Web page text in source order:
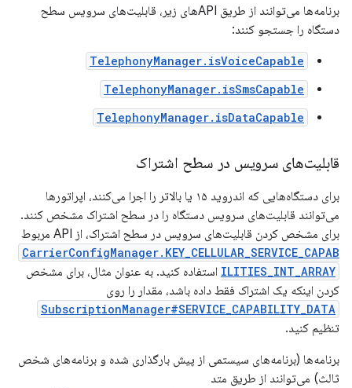
برنامه‌ها می‌توانند از طریق APIهای زیر، قابلیت‌های سرویس سطح
دستگاه را جستجو کنند:
TelephonyManager.isVoiceCapable
TelephonyManager.isSmsCapable
TelephonyManager.isDataCapable
قابلیت‌های سرویس در سطح اشتراک
برای دستگاه‌هایی که اندروید ۱۵ یا بالاتر را اجرا می‌کنند، اپراتورها
می‌توانند قابلیت‌های سرویس دستگاه را در سطح اشتراک مشخص کنند.
برای مشخص کردن قابلیت‌های سرویس در سطح اشتراک، از API مربوط
CarrierConfigManager.KEY_CELLULAR_SERVICE_CAPAB
ILITIES_INT_ARRAY استفاده کنید. به عنوان مثال، برای مشخص
کردن اینکه یک اشتراک فقط داده باشد، مقدار را روی
SubscriptionManager#SERVICE_CAPABILITY_DATA
تنظیم کنید.
برنامه‌ها (برنامه‌های سیستمی از پیش بارگذاری شده و برنامه‌های شخص
ثالث) می‌توانند از طریق متد